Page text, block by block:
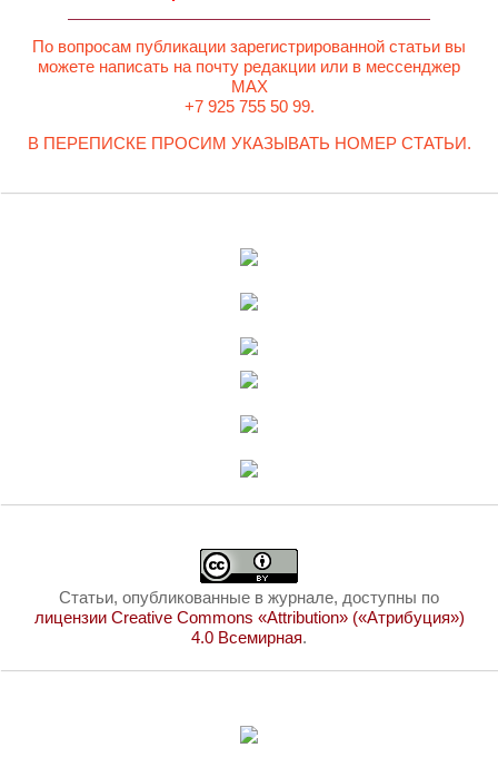
По вопросам публикации зарегистрированной статьи вы
можете написать на почту редакции или в мессенджер
MAX
+7 925 755 50 99.
В ПЕРЕПИСКЕ ПРОСИМ УКАЗЫВАТЬ НОМЕР СТАТЬИ.
Статьи, опубликованные в журнале, доступны по
лицензии Creative Commons «Attribution» («Атрибуция»)
4.0 Всемирная.